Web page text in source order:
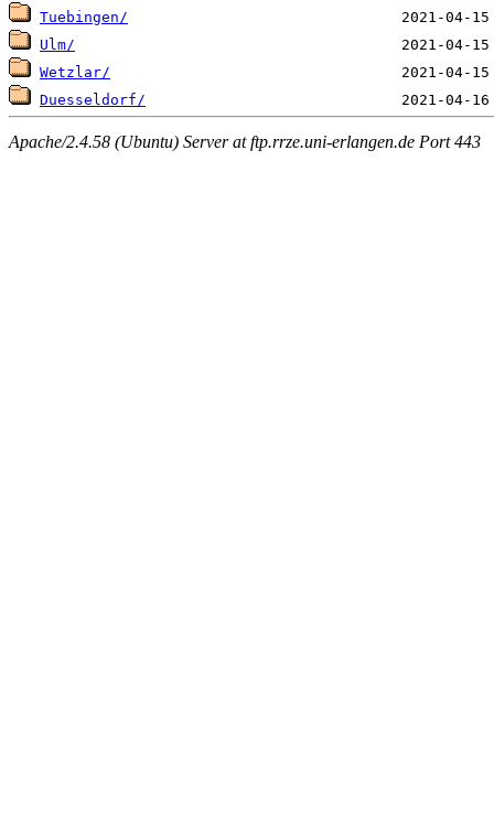
Tuebingen/
Ulm/
Wetzlar/
Duesseldorf/
Apache/2.4.58 (Ubuntu) Server at ftp.rrze.uni-erlangen.de Port 443